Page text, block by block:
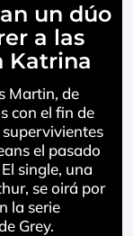
un dúo
a las
Katrina
Martin, de
con el fin de
el pasado
single, una
se oirá por
la serie
Grey.